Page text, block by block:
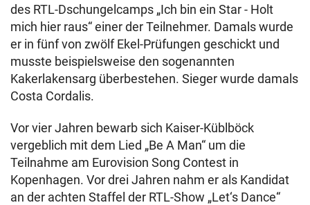
des RTL-Dschungelcamps „Ich bin ein Star - Holt
mich hier raus“ einer der Teilnehmer. Damals wurde
er in fünf von zwölf Ekel-Prüfungen geschickt und
musste beispielsweise den sogenannten
Kakerlakensarg überbestehen. Sieger wurde damals
Costa Cordalis.
Vor vier Jahren bewarb sich Kaiser-Küblböck
vergeblich mit dem Lied „Be A Man“ um die
Teilnahme am Eurovision Song Contest in
Kopenhagen. Vor drei Jahren nahm er als Kandidat
an der achten Staffel der RTL-Show „Let‘s Dance“